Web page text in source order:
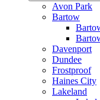
Avon Park
Bartow
Davenport
Dundee
Frostproof
Haines City
Lakeland